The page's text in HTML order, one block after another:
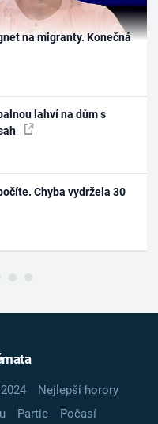
na migranty. Konečná
lahví na dům s
Chyba vydržela 30
Nejlepší horory
Partie
Počasí